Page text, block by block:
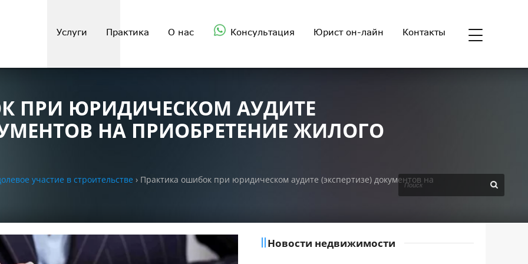
Услуги Практика О нас Консультация Юрист он-лайн Контакты
ПРИ ЮРИДИЧЕСКОМ АУДИТЕ
НА ПРИОБРЕТЕНИЕ ЖИЛОГО
участие в строительстве › Практика ошибок при юридическом аудите (экспертизе) документов на
Новости недвижимости